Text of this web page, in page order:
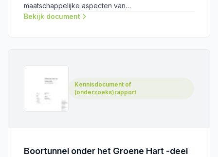
maatschappelijke aspecten van
meervoudig/ondergronds ruimtegebruikt.
Bekijk document
Kennisdocument of
(onderzoeks)rapport
Boortunnel onder het Groene Hart -deel